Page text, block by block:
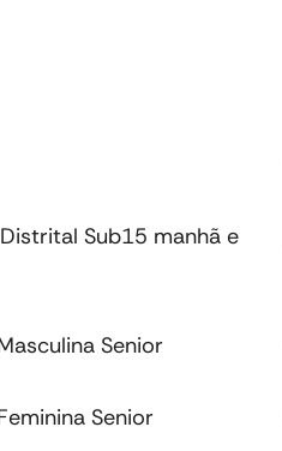
Sub15 manhã e
Senior
Senior